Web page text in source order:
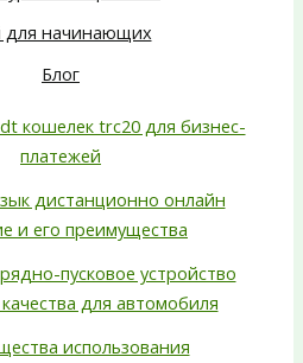
для начинающих
Блог
кошелек trc20 для бизнес-
платежей
дистанционно онлайн
и его преимущества
пусковое устройство
для автомобиля
использования